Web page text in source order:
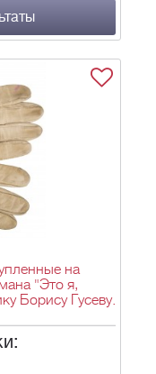
на
"Это я,
Борису Гусеву.